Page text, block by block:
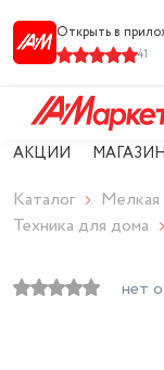
Открыть в
41
АКЦИИ
Каталог
Мелкая
Техника для дома
нет